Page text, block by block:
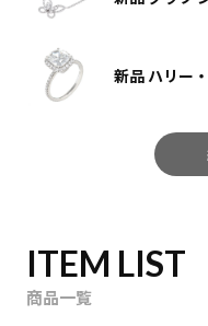
新品 ハリー
ITEM LIST
商品一覧